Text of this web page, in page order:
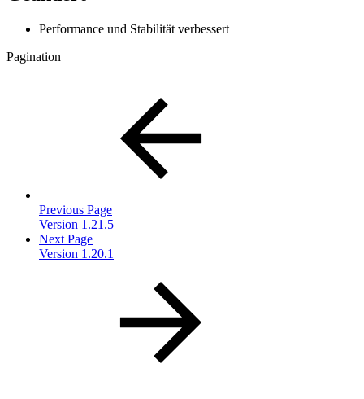
Performance und Stabilität verbessert
Pagination
Previous Page
Version 1.21.5
Next Page
Version 1.20.1